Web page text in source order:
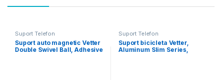
Suport Telefon
Suport auto magnetic Vetter
Double Swivel Ball, Adhesive
Suport Telefon
Suport bicicleta Vetter,
Aluminum Slim Series,